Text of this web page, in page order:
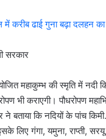
करीब ढाई गुना बढ़ा दलहन का
सरकार
महाकुम्भ की स्मृति में नदी
भी कराएगी। पौधरोपण
बताया कि नदियों के पांच किमी.
लिए गंगा, यमुना, राप्ती,